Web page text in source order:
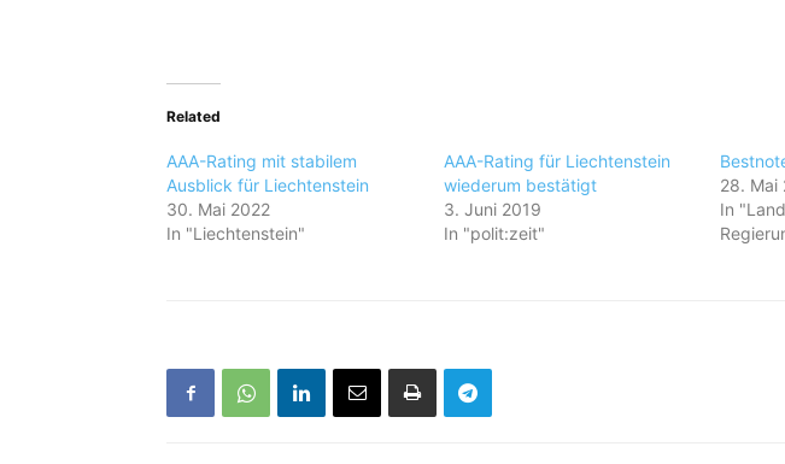
Related
AAA-Rating mit stabilem
Ausblick für Liechtenstein
30. Mai 2022
In "Liechtenstein"
AAA-Rating für Liechtenstein
wiederum bestätigt
3. Juni 2019
In "polit:zeit"
28. Mai
In